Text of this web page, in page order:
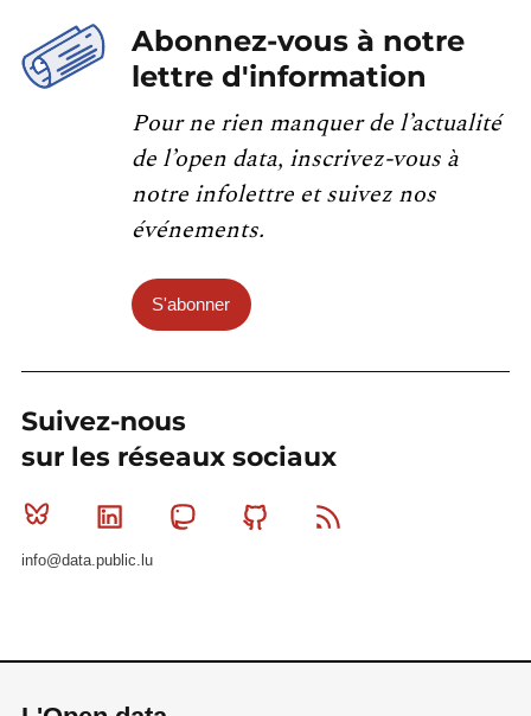
Abonnez-vous à notre
lettre d'information
Pour ne rien manquer de l’actualité
de l’open data, inscrivez-vous à
notre infolettre et suivez nos
événements.
S'abonner
Suivez-nous
sur les réseaux sociaux
Bluesky Linkedin MastodonGithub
info@data.public.lu